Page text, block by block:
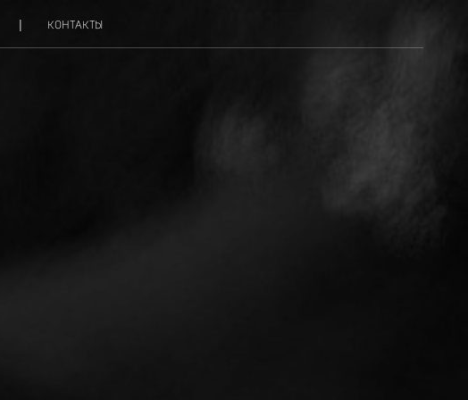
КОНТАКТЫ